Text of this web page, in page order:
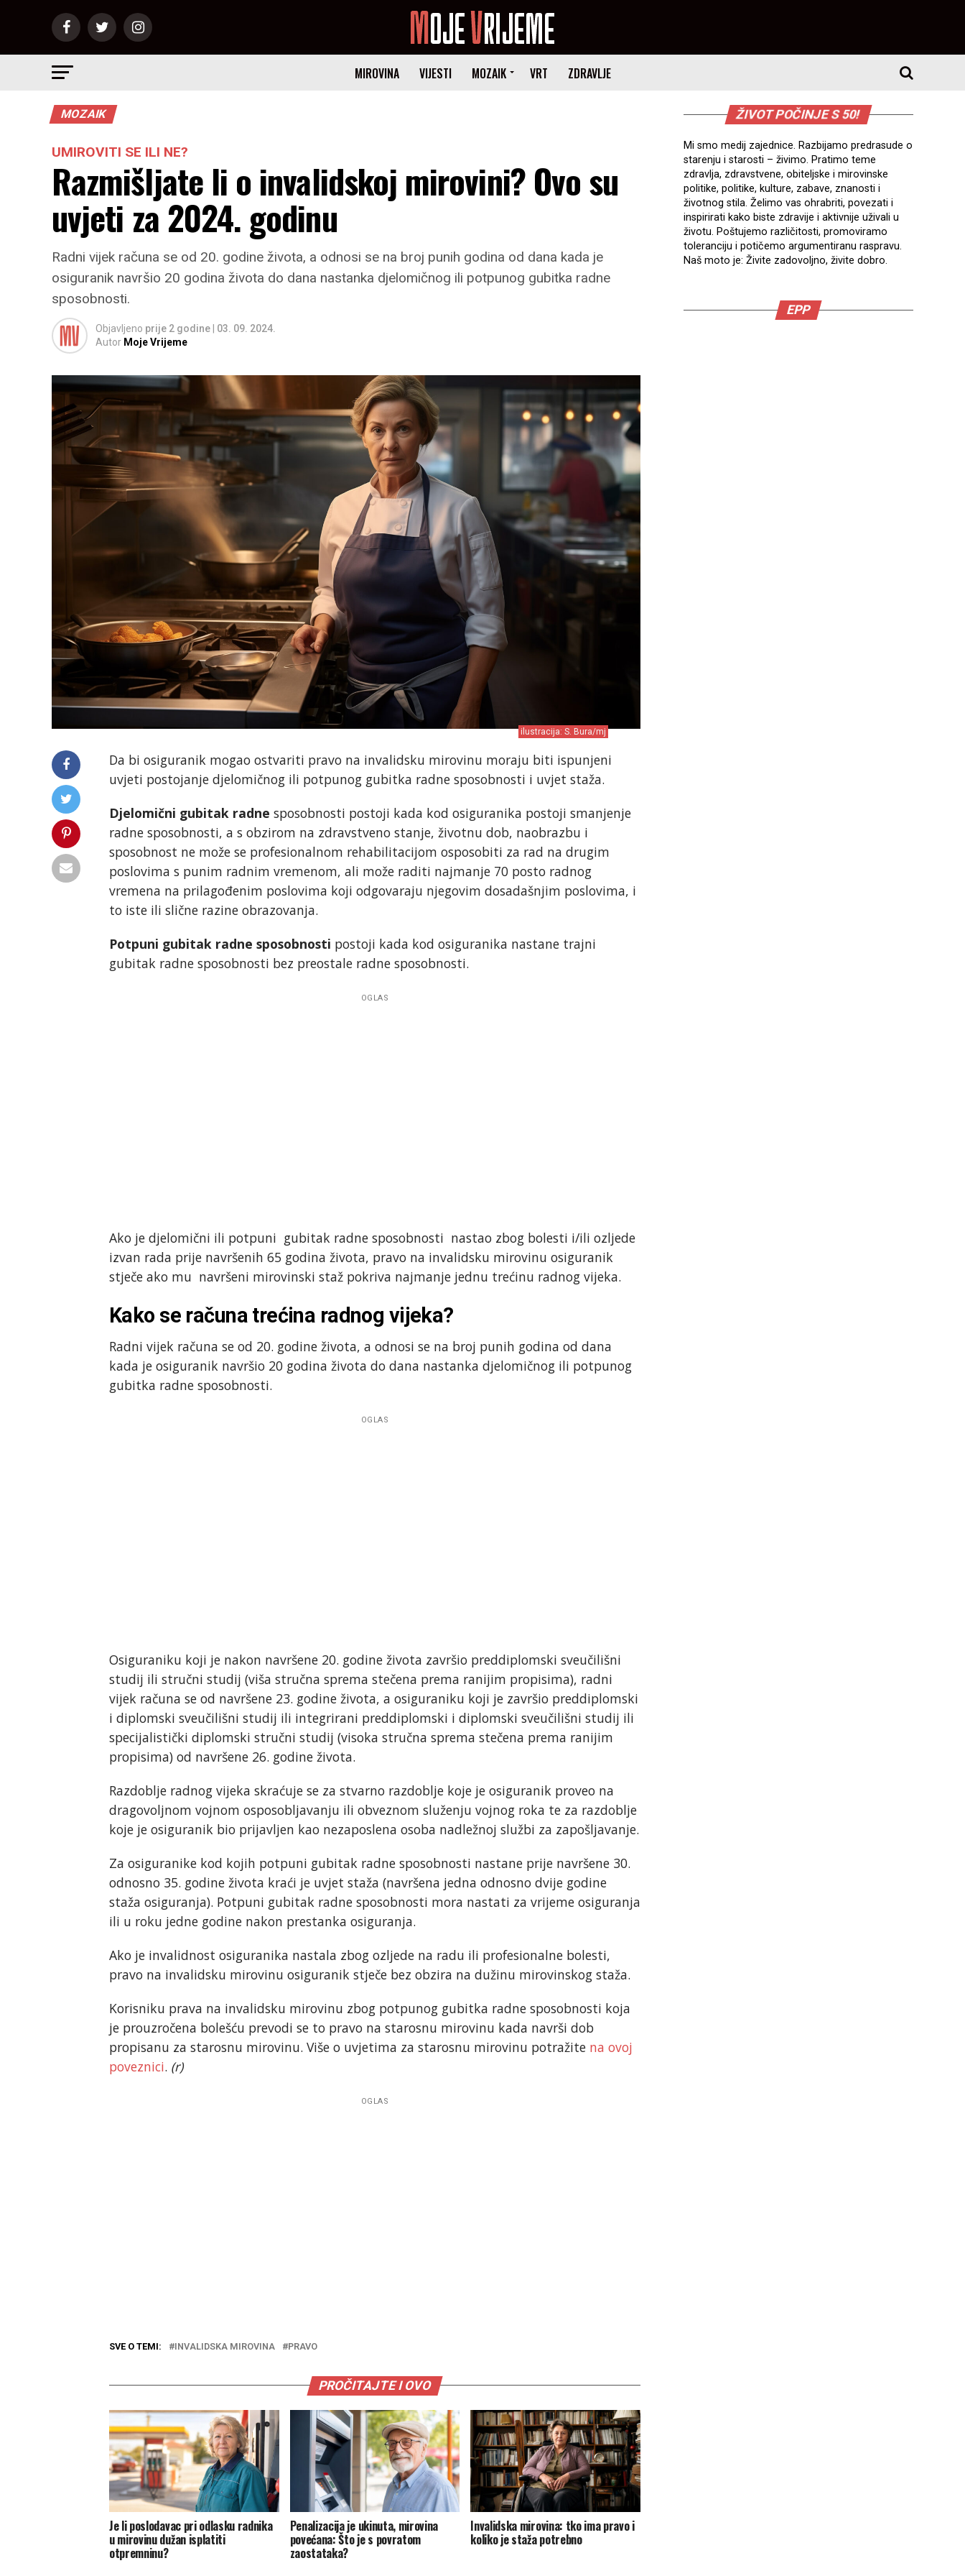
MIROVINA VIJESTI MOZAIK VRT ZDRAVLJE
MOZAIK
UMIROVITI SE ILI NE?
Razmišljate li o invalidskoj mirovini? Ovo su
uvjeti za 2024. godinu
Radni vijek računa se od 20. godine života, a odnosi se na broj punih godina od dana kada je
osiguranik navršio 20 godina života do dana nastanka djelomičnog ili potpunog gubitka radne
sposobnosti.
Objavljeno prije 2 godine
03. 09. 2024.
Autor Moje Vrijeme
ilustracija: S. Bura/mj
Da bi osiguranik mogao ostvariti pravo na invalidsku mirovinu moraju biti ispunjeni
uvjeti postojanje djelomičnog ili potpunog gubitka radne sposobnosti i uvjet staža.
Djelomični gubitak radne sposobnosti postoji kada kod osiguranika postoji smanjenje
radne sposobnosti, a s obzirom na zdravstveno stanje, životnu dob, naobrazbu i
sposobnost ne može se profesionalnom rehabilitacijom osposobiti za rad na drugim
poslovima s punim radnim vremenom, ali može raditi najmanje 70 posto radnog
vremena na prilagođenim poslovima koji odgovaraju njegovim dosadašnjim poslovima, i
to iste ili slične razine obrazovanja.
Potpuni gubitak radne sposobnosti postoji kada kod osiguranika nastane trajni
gubitak radne sposobnosti bez preostale radne sposobnosti.
OGLAS
Ako je djelomični ili potpuni gubitak radne sposobnosti nastao zbog bolesti i/ili ozljede
izvan rada prije navršenih 65 godina života, pravo na invalidsku mirovinu osiguranik
stječe ako mu navršeni mirovinski staž pokriva najmanje jednu trećinu radnog vijeka.
Kako se računa trećina radnog vijeka?
Radni vijek računa se od 20. godine života, a odnosi se na broj punih godina od dana
kada je osiguranik navršio 20 godina života do dana nastanka djelomičnog ili potpunog
gubitka radne sposobnosti.
OGLAS
Osiguraniku koji je nakon navršene 20. godine života završio preddiplomski sveučilišni
studij ili stručni studij (viša stručna sprema stečena prema ranijim propisima), radni
vijek računa se od navršene 23. godine života, a osiguraniku koji je završio preddiplomski
i diplomski sveučilišni studij ili integrirani preddiplomski i diplomski sveučilišni studij ili
specijalistički diplomski stručni studij (visoka stručna sprema stečena prema ranijim
propisima) od navršene 26. godine života.
Razdoblje radnog vijeka skraćuje se za stvarno razdoblje koje je osiguranik proveo na
dragovoljnom vojnom osposobljavanju ili obveznom služenju vojnog roka te za razdoblje
koje je osiguranik bio prijavljen kao nezaposlena osoba nadležnoj službi za zapošljavanje.
Za osiguranike kod kojih potpuni gubitak radne sposobnosti nastane prije navršene 30.
odnosno 35. godine života kraći je uvjet staža (navršena jedna odnosno dvije godine
staža osiguranja). Potpuni gubitak radne sposobnosti mora nastati za vrijeme osiguranja
ili u roku jedne godine nakon prestanka osiguranja.
Ako je invalidnost osiguranika nastala zbog ozljede na radu ili profesionalne bolesti,
pravo na invalidsku mirovinu osiguranik stječe bez obzira na dužinu mirovinskog staža.
Korisniku prava na invalidsku mirovinu zbog potpunog gubitka radne sposobnosti koja
je prouzročena bolešću prevodi se to pravo na starosnu mirovinu kada navrši dob
propisanu za starosnu mirovinu. Više o uvjetima za starosnu mirovinu potražite na ovoj
poveznici. (r)
OGLAS
SVE O TEMI: INVALIDSKA MIROVINA PRAVO
PROČITAJTE I OVO
Je li poslodavac pri odlasku radnika
u mirovinu dužan isplatiti
otpremninu?
Penalizacija je ukinuta, mirovina
povećana: Što je s povratom
zaostataka?
Invalidska mirovina: tko ima pravo i
koliko je staža potrebno
ŽIVOT POČINJE S 50!
Mi smo medij zajednice. Razbijamo predrasude o
starenju i starosti – živimo. Pratimo teme
zdravlja, zdravstvene, obiteljske i mirovinske
politike, politike, kulture, zabave, znanosti i
životnog stila. Želimo vas ohrabriti, povezati i
inspirirati kako biste zdravije i aktivnije uživali u
životu. Poštujemo različitosti, promoviramo
toleranciju i potičemo argumentiranu raspravu.
Naš moto je: Živite zadovoljno, živite dobro.
EPP